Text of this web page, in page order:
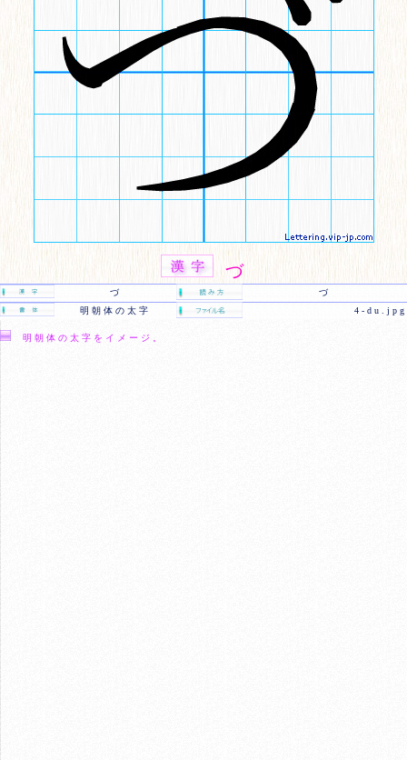
づ
づ
づ
明朝体の太字
4-du.jpg
明朝体の太字をイメージ。